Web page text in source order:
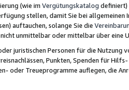
(wie im Vergütungskatalog definiert)
stellen, damit Sie bei
auftauchen, solange Sie die
unmittelbar oder mittelbar über eine
juristischen Personen für die Nutzung
Punkten, Spenden für
oder Treueprogramme auflegen, die